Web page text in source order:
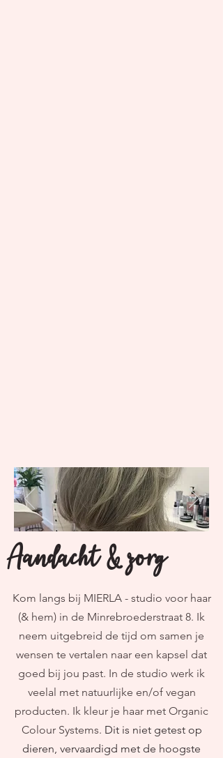
Aandacht & zorg
Kom langs bij MIERLA - studio voor haar
(& hem) in de Minrebroederstraat 8. Ik
neem uitgebreid de tijd om samen je
wensen te vertalen naar een kapsel dat
goed bij jou past. In de studio werk ik
veelal met natuurlijke en/of vegan
producten. Ik kleur je haar met Organic
Colour Systems. Dit is niet getest op
dieren, vervaardigd met de hoogste